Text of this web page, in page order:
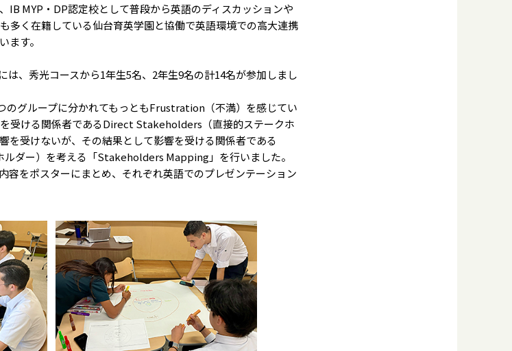
IB MYP・DP認定校として普段から英語のディスカッションや
多く在籍している仙台育英学園と協働で英語環境での高大連携
ます。
は、秀光コースから1年生5名、2年生9名の計14名が参加しまし
グループに分かれてもっともFrustration（不満）を感じてい
受ける関係者であるDirect Stakeholders（直接的ステークホ
を受けないが、その結果として影響を受ける関係者である
ダー）を考える「Stakeholders Mapping」を行いました。
容をポスターにまとめ、それぞれ英語でのプレゼンテーション